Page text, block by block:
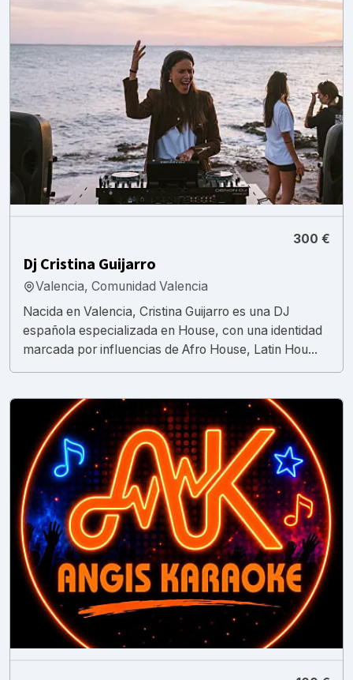
300 €
Dj Cristina Guijarro
Valencia, Comunidad Valencia
Nacida en Valencia, Cristina Guijarro es una DJ
española especializada en House, con una identidad
marcada por influencias de Afro House, Latin Hou...